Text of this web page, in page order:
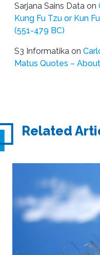
Sarjana Sains Data on
Kung Fu Tzu or Kun
(551-479 BC)
S3 Informatika on
Matus Quotes –
Related